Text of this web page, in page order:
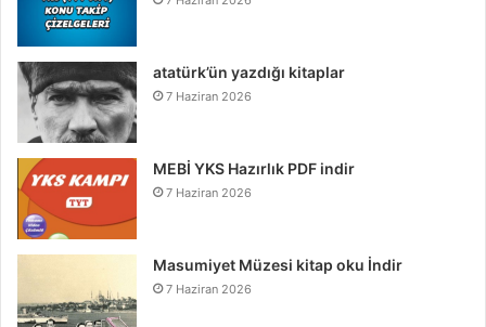
atatürk’ün yazdığı kitaplar
7 Haziran 2026
MEBİ YKS Hazırlık PDF indir
7 Haziran 2026
Masumiyet Müzesi kitap oku İndir
7 Haziran 2026